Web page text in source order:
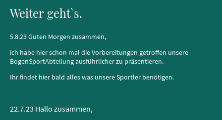
Weiter geht`s.
5.8.23 Guten Morgen zusammen,
ich habe hier schon mal die Vorbereitungen getroffen unsere
BogenSportAbteilung ausführlicher zu präsentieren.
Ihr findet hier bald alles was unsere Sportler benötigen.
22.7.23 Hallo zusammen,